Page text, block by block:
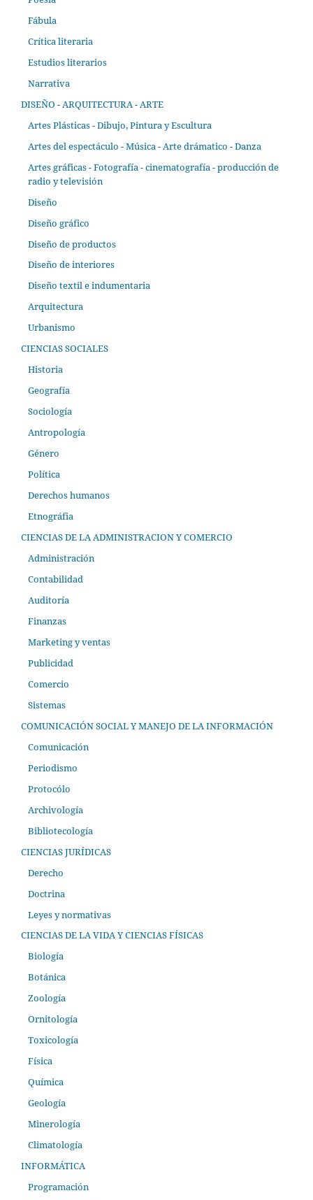
Fábula
Crítica literaria
Estudios literarios
Narrativa
DISEÑO - ARQUITECTURA - ARTE
Artes Plásticas - Dibujo, Pintura y Escultura
Artes del espectáculo - Música - Arte drámatico - Danza
Artes gráficas - Fotografía - cinematografía - producción de
radio y televisión
Diseño
Diseño gráfico
Diseño de productos
Diseño de interiores
Diseño textil e indumentaria
Arquitectura
Urbanismo
CIENCIAS SOCIALES
Historia
Geografía
Sociología
Antropología
Género
Política
Derechos humanos
Etnográfia
CIENCIAS DE LA ADMINISTRACION Y COMERCIO
Administración
Contabilidad
Auditoría
Finanzas
Marketing y ventas
Publicidad
Comercio
Sistemas
COMUNICACIÓN SOCIAL Y MANEJO DE LA INFORMACIÓN
Comunicación
Periodismo
Protocólo
Archivología
Bibliotecología
CIENCIAS JURÍDICAS
Derecho
Doctrina
Leyes y normativas
CIENCIAS DE LA VIDA Y CIENCIAS FÍSICAS
Biología
Botánica
Zoología
Ornitología
Toxicología
Física
Química
Geología
Minerología
Climatología
INFORMÁTICA
Programación